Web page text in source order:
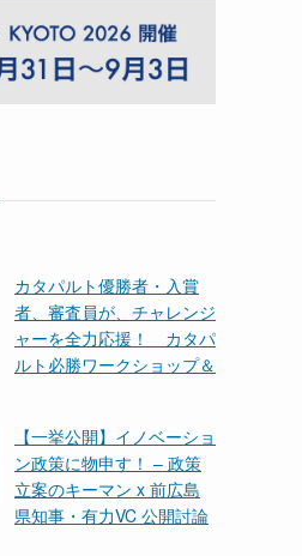
カタパルト優勝者・入賞
者、審査員が、チャレンジ
ャーを全力応援！ カタパ
ルト必勝ワークショップ＆
【一挙公開】イノベーショ
ン政策に物申す！ – 政策
立案のキーマン x 前広島
県知事・有力VC 公開討論